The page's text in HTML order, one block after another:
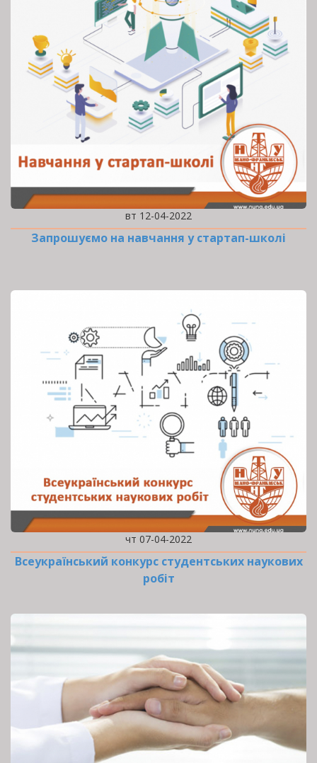
вт 12-04-2022
Запрошуємо на навчання у стартап-школі
чт 07-04-2022
Всеукраїнський конкурс студентських наукових
робіт